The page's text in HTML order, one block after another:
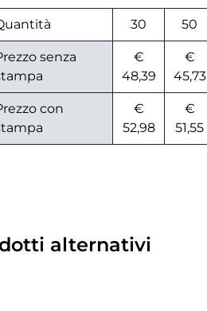
30 50
senza
€
48,39
€
45,73
con
€
52,98
€
51,55
alternativi